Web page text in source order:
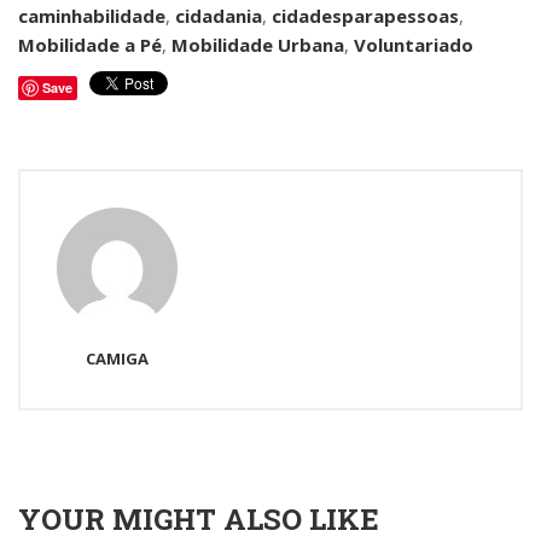
caminhabilidade, cidadania, cidadesparapessoas,
Mobilidade a Pé, Mobilidade Urbana, Voluntariado
Save
CAMIGA
YOUR MIGHT ALSO LIKE